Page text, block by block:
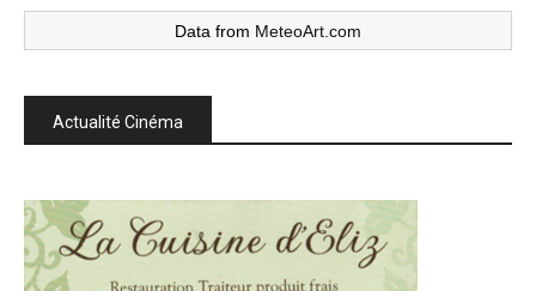
Data from MeteoArt.com
Actualité Cinéma